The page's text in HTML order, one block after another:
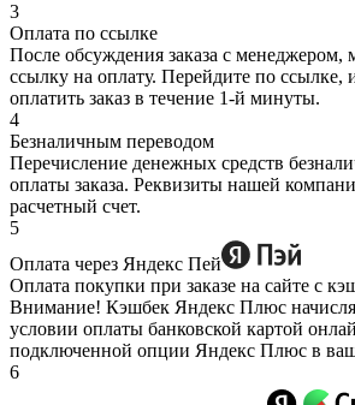
3
Оплата по ссылке
После обсуждения заказа с
ссылку на оплату. Перейдите по ссылке,
оплатить заказ в течение 1-й минуты.
4
Безналичным переводом
Перечисление денежных средств
оплаты заказа. Реквизиты нашей
расчетный счет.
5
Оплата через Яндекс Пей
Оплата покупки при заказе на сайте с
Внимание! Кэшбек Яндекс Плюс
условии оплаты банковской картой
подключенной опции Яндекс Плюс в
6